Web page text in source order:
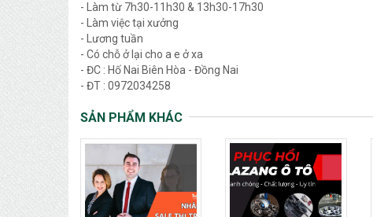
- Làm từ 7h30-11h30 & 13h30-17h30
- Làm việc tại xưởng
- Lương tuần
- Có chỗ ở lại cho a e ở xa
- ĐC : Hố Nai Biên Hòa - Đồng Nai
- ĐT : 0972034258
SẢN PHẨM KHÁC